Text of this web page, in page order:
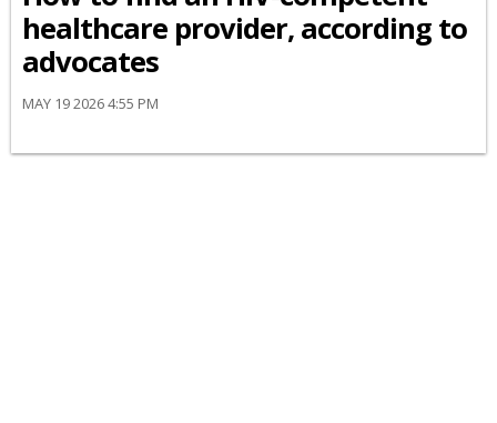
healthcare provider, according to
advocates
MAY 19 2026 4:55 PM